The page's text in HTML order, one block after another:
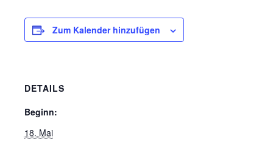
Zum Kalender hinzufügen
DETAILS
Beginn:
18. Mai